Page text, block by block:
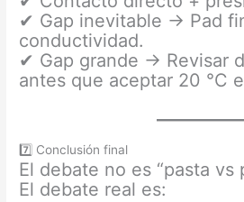
✔ Gap inevitable → Pad
conductividad.
✔ Gap grande → Revisar
antes que aceptar 20 °C
7️⃣ Conclusión final
El debate no es “pasta vs
El debate real es: